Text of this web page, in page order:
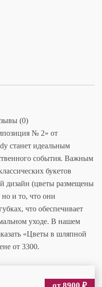
(0)
№ 2» от
станет идеальным
события. Важным
букетов
дизайн (цветы размещены
и то, что они
что обеспечивает
уходе. В нашем
«Цветы в шляпной
от 3300.